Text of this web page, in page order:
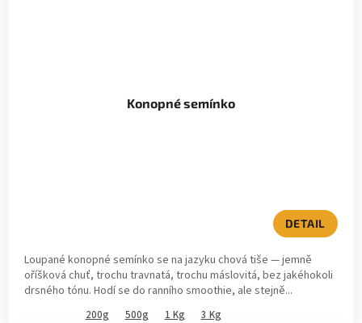
Konopné semínko
DETAIL
Loupané konopné semínko se na jazyku chová tiše — jemně
oříšková chuť, trochu travnatá, trochu máslovitá, bez jakéhokoli
drsného tónu. Hodí se do ranního smoothie, ale stejně...
200g 500g 1 Kg 3 Kg